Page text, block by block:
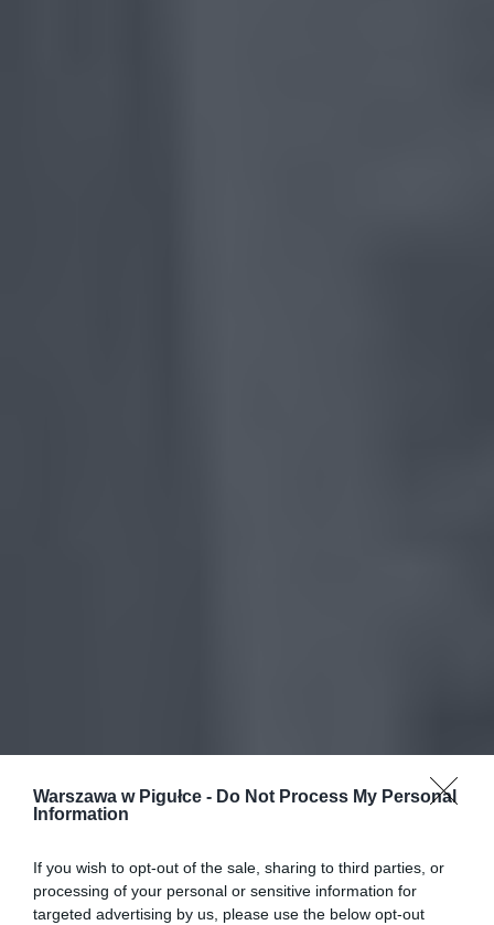
Warszawa w Pigułce - Do Not Process My Personal
Information
If you wish to opt-out of the sale, sharing to third parties, or
processing of your personal or sensitive information for
targeted advertising by us, please use the below opt-out